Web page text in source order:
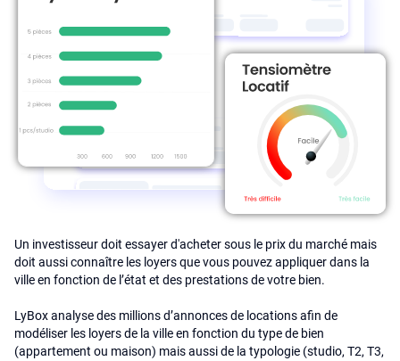
Un investisseur doit essayer d'acheter sous le prix du marché mais
doit aussi connaître les loyers que vous pouvez appliquer dans la
ville en fonction de l’état et des prestations de votre bien.
LyBox analyse des millions d’annonces de locations afin de
modéliser les loyers de la ville en fonction du type de bien
(appartement ou maison) mais aussi de la typologie (studio, T2, T3,